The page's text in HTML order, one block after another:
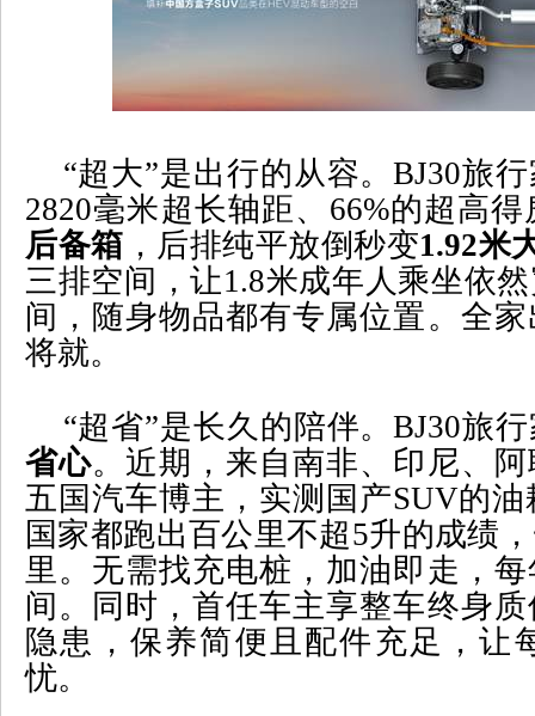
“超大”是出行的从容。BJ30旅
2820毫米超长轴距、 66%的超高得
后备箱 ，后排纯平放倒秒变1.92米
三排空间，让1.8米成年人乘坐依
间，随身物品都有专属位置。全
将就。
“超省”是长久的陪伴。BJ30旅
省心。近期，来自南非、印尼、
五国汽车博主，实测国产SUV的油
国家都跑出百公里不超5升的成绩
里。无需找充电桩，加油即走，
间。同时，首任车主享整车终身
隐患，保养简便且配件充足，让
忧。